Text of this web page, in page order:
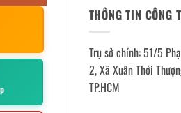
THÔNG TIN CÔNG
Trụ sở chính: 51/5
2, Xã Xuân Thới
TP.HCM